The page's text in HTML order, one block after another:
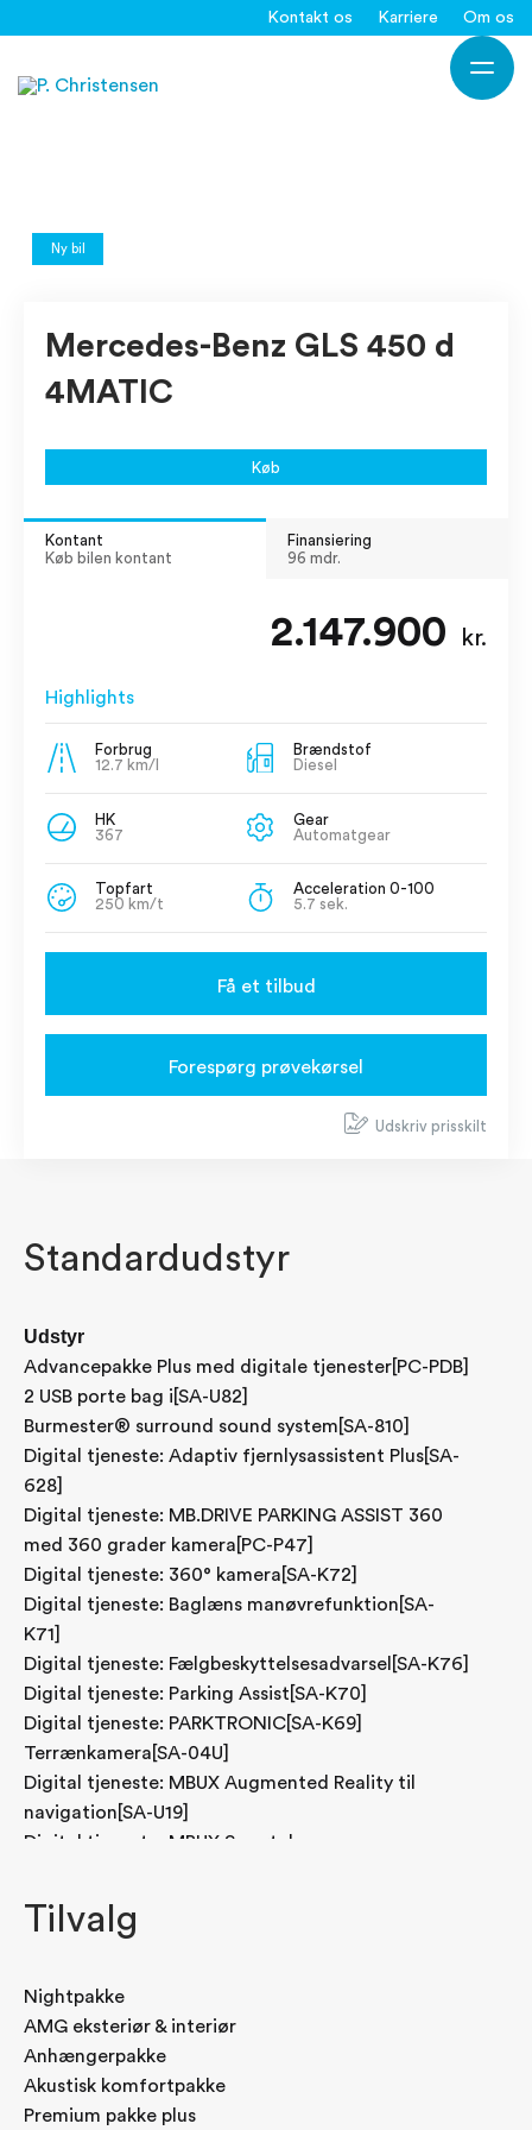
indholdet
Kontakt os Karriere Om os
Ny bil
Mercedes-Benz GLS 450 d
4MATIC
Køb
Kontant
Køb bilen kontant
Finansiering
96 mdr.
2.147.900 kr.
Highlights
Forbrug
12.7 km/l
Brændstof
Diesel
HK
367
Gear
Automatgear
Topfart
250 km/t
Acceleration 0-100
5.7 sek.
Få et tilbud
Forespørg prøvekørsel
Udskriv prisskilt
Standardudstyr
Udstyr
Advancepakke Plus med digitale tjenester[PC-PDB]
2 USB porte bag i[SA-U82]
Burmester® surround sound system[SA-810]
Digital tjeneste: Adaptiv fjernlysassistent Plus[SA-
628]
Digital tjeneste: MB.DRIVE PARKING ASSIST 360
med 360 grader kamera[PC-P47]
Digital tjeneste: 360° kamera[SA-K72]
Digital tjeneste: Baglæns manøvrefunktion[SA-
K71]
Digital tjeneste: Fælgbeskyttelsesadvarsel[SA-K76]
Digital tjeneste: Parking Assist[SA-K70]
Digital tjeneste: PARKTRONIC[SA-K69]
Terrænkamera[SA-04U]
Digital tjeneste: MBUX Augmented Reality til
navigation[SA-U19]
Digital tjeneste: MBUX Smartphone
Dobbelte solskærme, foran[SA-543]
Dæktryksovervågning (TPMS)[SA-475]
ENERGIZING AIR CONTROL[PC-P53]
KEYLESS-GO komfortpakke[PC-P17]
Digital tjeneste: Forberedelse til digital nøgle[SA-
896]
HANDS-FREE ACCESS[SA-871]
Tilvalg
Nightpakke
AMG eksteriør & interiør
Anhængerpakke
Akustisk komfortpakke
Premium pakke plus